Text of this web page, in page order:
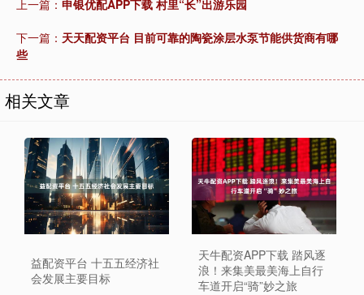
上一篇： 申银优配APP下载 村里“长”出游乐园
下一篇： 天天配资平台 目前可靠的陶瓷涂层水泵节能供货商有哪
些
相关文章
益配资平台 十五五经济社
会发展主要目标
天牛配资APP下载 踏风逐
浪！来集美最美海上自行
车道开启“骑”妙之旅